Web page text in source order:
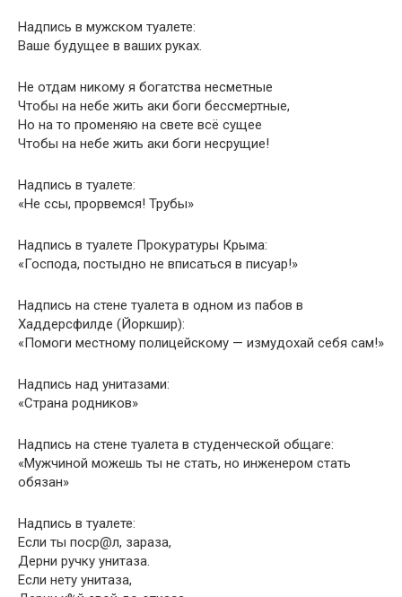
Надпись в мужском туалете:
Ваше будущее в ваших руках.
Не отдам никому я богатства несметные
Чтобы на небе жить аки боги бессмертные,
Но на то променяю на свете всё сущее
Чтобы на небе жить аки боги несрущие!
Надпись в туалете:
«Не ссы, прорвемся! Трубы»
Надпись в туалете Прокуратуры Крыма:
«Господа, постыдно не вписаться в писуар!»
Надпись на стене туалета в одном из пабов в
Хаддерсфилде (Йоркшир):
«Помоги местному полицейскому — измудохай себя сам!»
Надпись над унитазами:
«Страна родников»
Надпись на стене туалета в студенческой общаге:
«Мужчиной можешь ты не стать, но инженером стать
обязан»
Надпись в туалете:
Если ты поср@л, зараза,
Дерни ручку унитаза.
Если нету унитаза,